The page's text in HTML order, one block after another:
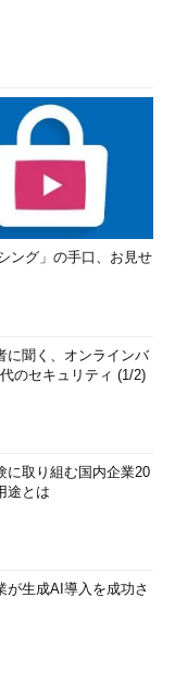
ング」の手口、お見せ
に聞く、オンラインバ
のセキュリティ (1/2)
に取り組む国内企業20
途とは
生成AI導入を成功さ